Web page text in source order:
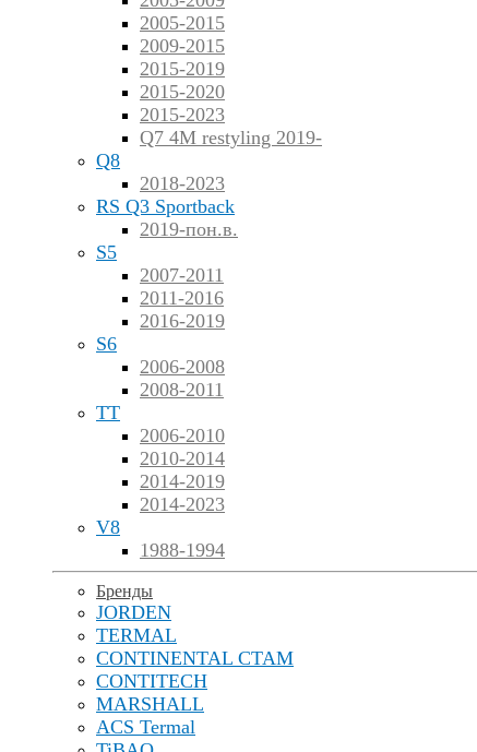
2005-2015
2009-2015
2015-2019
2015-2020
2015-2023
Q7 4M restyling 2019-
Q8
2018-2023
RS Q3 Sportback
2019-пон.в.
S5
2007-2011
2011-2016
2016-2019
S6
2006-2008
2008-2011
TT
2006-2010
2010-2014
2014-2019
2014-2023
V8
1988-1994
Бренды
JORDEN
TERMAL
CONTINENTAL CTAM
CONTITECH
MARSHALL
ACS Termal